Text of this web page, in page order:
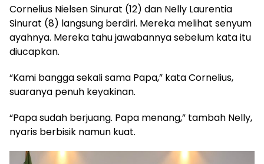
Cornelius Nielsen Sinurat (12) dan Nelly Laurentia
Sinurat (8) langsung berdiri. Mereka melihat senyum
ayahnya. Mereka tahu jawabannya sebelum kata itu
diucapkan.
“Kami bangga sekali sama Papa,” kata Cornelius,
suaranya penuh keyakinan.
“Papa sudah berjuang. Papa menang,” tambah Nelly,
nyaris berbisik namun kuat.